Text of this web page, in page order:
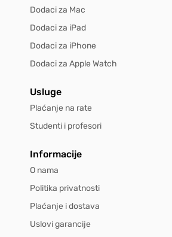
Dodaci za Mac
Dodaci za iPad
Dodaci za iPhone
Dodaci za Apple Watch
Usluge
Plaćanje na rate
Studenti i profesori
Informacije
O nama
Politika privatnosti
Plaćanje i dostava
Uslovi garancije